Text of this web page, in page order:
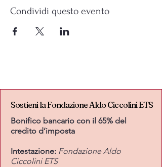
Condividi questo evento
Sostieni la Fondazione Aldo Ciccolini ETS
Sostieni la Fondazione Aldo Ciccolini ETS
Bonifico bancario con il 65% del
credito d’imposta
Intestazione: Fondazione Aldo
Ciccolini ETS